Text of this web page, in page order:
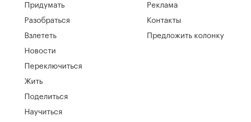
Придумать
Разобраться
Взлететь
Новости
Переключиться
Жить
Поделиться
Научиться
Реклама
Контакты
Предложить колонку